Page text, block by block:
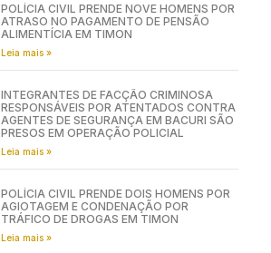
POLÍCIA CIVIL PRENDE NOVE HOMENS POR
ATRASO NO PAGAMENTO DE PENSÃO
ALIMENTÍCIA EM TIMON
Leia mais »
INTEGRANTES DE FACÇÃO CRIMINOSA
RESPONSÁVEIS POR ATENTADOS CONTRA
AGENTES DE SEGURANÇA EM BACURI SÃO
PRESOS EM OPERAÇÃO POLICIAL
Leia mais »
POLÍCIA CIVIL PRENDE DOIS HOMENS POR
AGIOTAGEM E CONDENAÇÃO POR
TRÁFICO DE DROGAS EM TIMON
Leia mais »